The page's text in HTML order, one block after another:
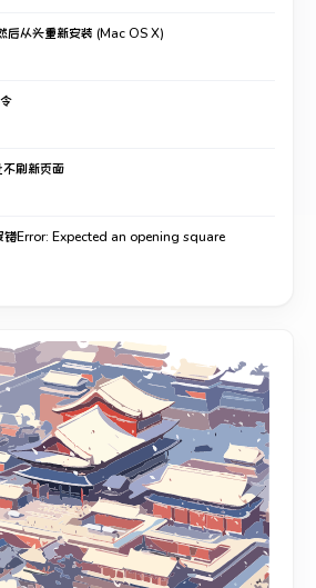
后从头重新安装 (Mac OS X)
刷新页面
Error: Expected an opening square